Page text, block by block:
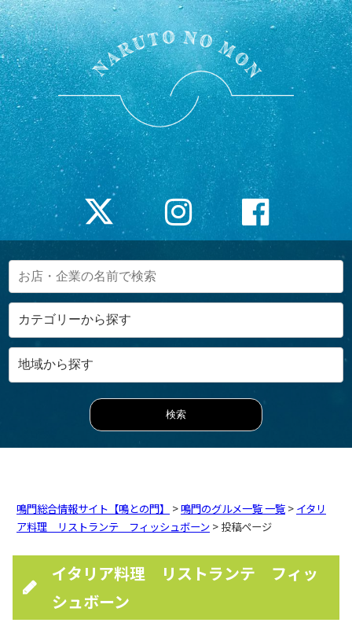
鳴門総合情報サイト【鳴との門】 >鳴門のグルメ一覧 一覧 > イタリ
ア料理 リストランテ フィッシュボーン > 投稿ページ
イタリア料理 リストランテ フィッ
シュボーン